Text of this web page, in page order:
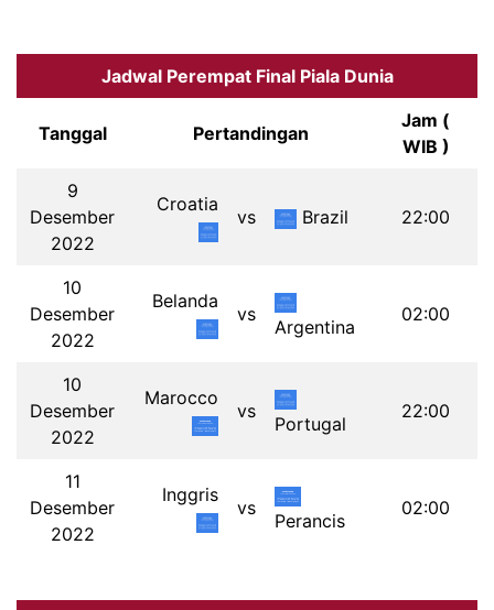
Jadwal Perempat Final Piala Dunia
Tanggal Pertandingan
Jam (
WIB )
9
Desember
2022
Croatia
vs Brazil 22:00
10
Desember
2022
Belanda
vs
Argentina
02:00
10
Desember
2022
Marocco
vs
Portugal
22:00
11
Desember
2022
Inggris
vs
Perancis
02:00